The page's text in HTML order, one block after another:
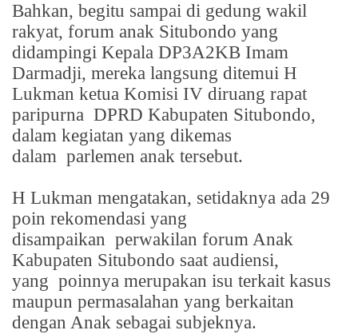
Bahkan, begitu sampai di gedung wakil
rakyat, forum anak Situbondo yang
didampingi Kepala DP3A2KB Imam
Darmadji, mereka langsung ditemui H
Lukman ketua Komisi IV diruang rapat
paripurna DPRD Kabupaten Situbondo,
dalam kegiatan yang dikemas
dalam parlemen anak tersebut.
H Lukman mengatakan, setidaknya ada 29
poin rekomendasi yang
disampaikan perwakilan forum Anak
Kabupaten Situbondo saat audiensi,
yang poinnya merupakan isu terkait kasus
maupun permasalahan yang berkaitan
dengan Anak sebagai subjeknya.